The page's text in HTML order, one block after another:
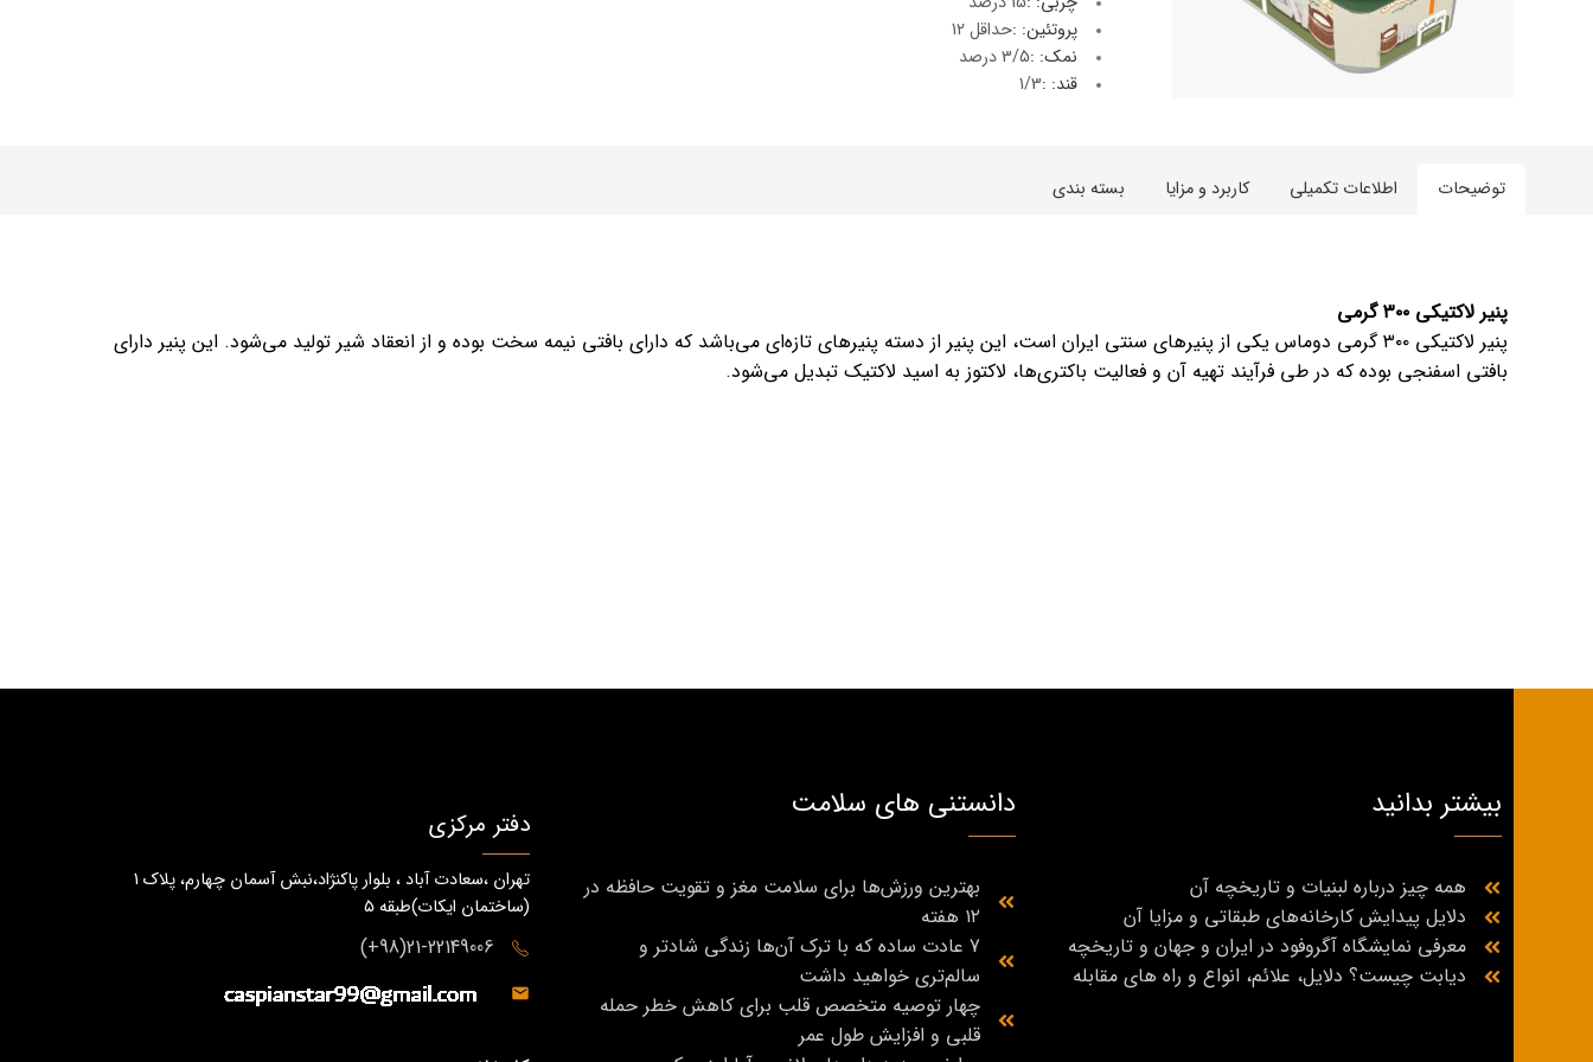
کشک
سینما دوماس
رادیو دوماس
گالری تصاویر
Turkish
پروتئین: :حداقل 12
نمک: :3/5 درصد
قند: :1/3
توضیحات اطلاعات تکمیلی کاربرد و مزایا بسته بندی
پنیر لاکتیکی ۳۰۰ گرمی
پنیر لاکتیکی ۳۰۰ گرمی دوماس یکی از پنیرهای سنتی ایران است، این پنیر از دسته پنیرهای تازه‌ای می‌باشد که دارای بافتی نیمه‌ سخت بوده و از انعقاد شیر تولید می‌شود. این پنیر دارای
بافتی اسفنجی بوده که در طی فرآیند تهیه آن و فعالیت باکتری‌ها، لاکتوز به اسید لاکتیک تبدیل می‌شود.
بیشتر بدانید
همه چیز درباره لبنیات و تاریخچه آن
دلایل پیدایش کارخانه‌های طبقاتی و مزایا آن
معرفی نمایشگاه آگروفود در ایران و جهان و تاریخچه
دیابت چیست؟ دلایل، علائم، انواع و راه‌ های مقابله
دانستنی های سلامت
بهترین ورزش‌ها برای سلامت مغز و تقویت حافظه در
۱۲ هفته
7 عادت ساده که با ترک آن‌ها زندگی شادتر و
سالم‌تری خواهید داشت
چهار توصیه متخصص قلب برای کاهش خطر حمله
قلبی و افزایش طول عمر
دفتر مرکزی
تهران ،سعادت آباد ، بلوار پاکنژاد،نبش آسمان چهارم، پلاک 1
(ساختمان ايكات)طبقه ٥
21-22149006(98+)